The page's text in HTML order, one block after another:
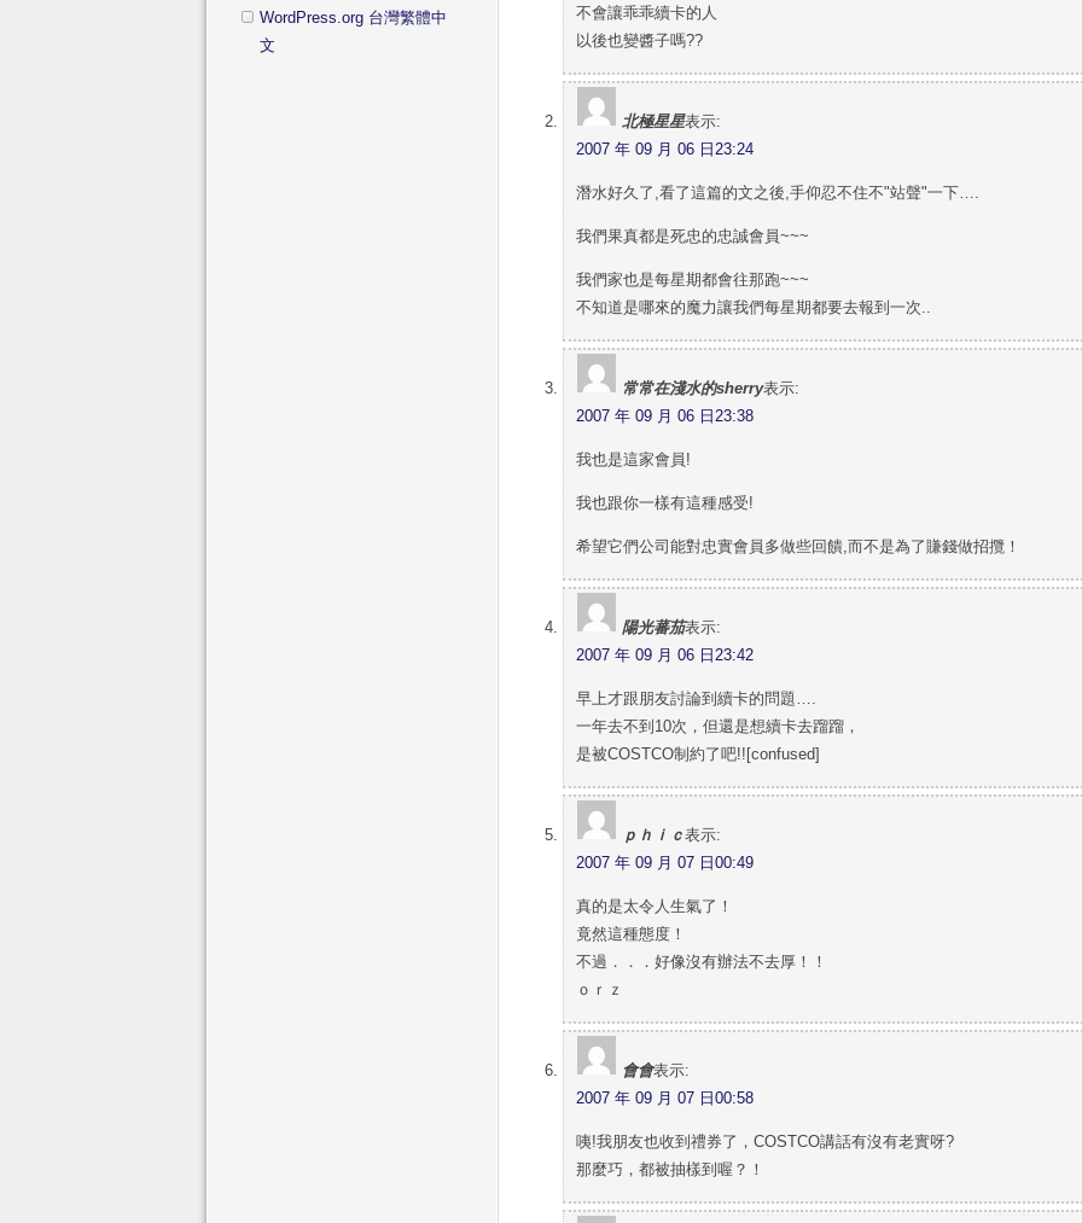
不會讓乖乖續卡的人
以後也變醬子嗎??
北極星星表示:
2007 年 09 月 06 日23:24
潛水好久了,看了這篇的文之後,手仰忍不住不"站聲"一下….
我們果真都是死忠的忠誠會員~~~
我們家也是每星期都會往那跑~~~
不知道是哪來的魔力讓我們每星期都要去報到一次..
常常在淺水的sherry表示:
2007 年 09 月 06 日23:38
我也是這家會員!
我也跟你一樣有這種感受!
希望它們公司能對忠實會員多做些回饋,而不是為了賺錢做招攬！
陽光蕃茄表示:
2007 年 09 月 06 日23:42
早上才跟朋友討論到續卡的問題….
一年去不到10次，但還是想續卡去蹓蹓，
是被COSTCO制約了吧!![confused]
ｐｈｉｃ表示:
2007 年 09 月 07 日00:49
真的是太令人生氣了！
竟然這種態度！
不過．．．好像沒有辦法不去厚！！
ｏｒｚ
會會表示:
2007 年 09 月 07 日00:58
咦!我朋友也收到禮券了，COSTCO講話有沒有老實呀?
那麼巧，都被抽樣到喔？！
WordPress.org 台灣繁體中
文